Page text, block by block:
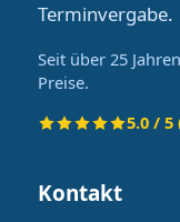
Terminvergabe.
Seit über 25
Preise.
5.0 /
Kontakt